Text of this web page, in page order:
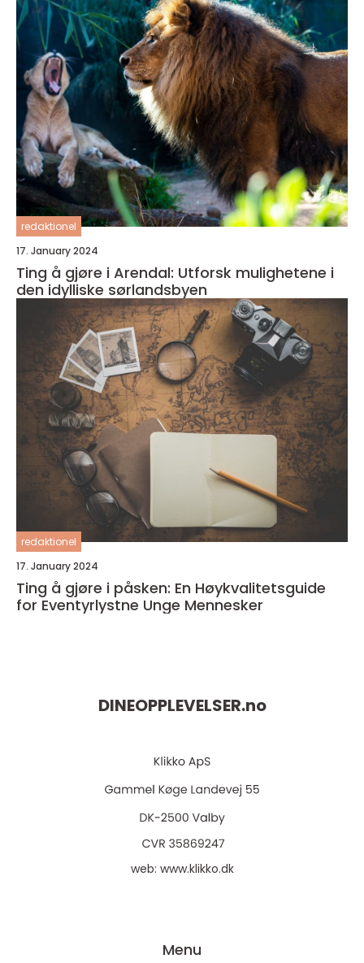
redaktionel
17. January 2024
Ting å gjøre i Arendal: Utforsk mulighetene i
den idylliske sørlandsbyen
redaktionel
17. January 2024
Ting å gjøre i påsken: En Høykvalitetsguide
for Eventyrlystne Unge Mennesker
DINEOPPLEVELSER.no
web: www.klikko.dk
Menu